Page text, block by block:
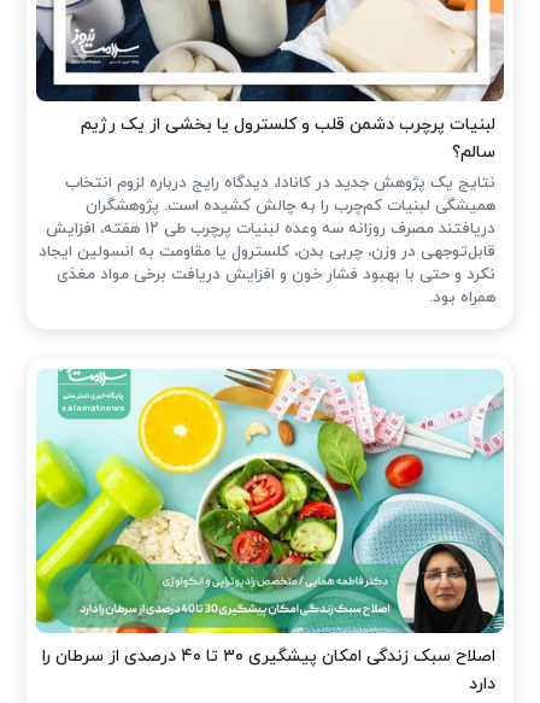
لبنیات پرچرب دشمن قلب و کلسترول یا بخشی از یک رژیم
سالم؟
نتایج یک پژوهش جدید در کانادا، دیدگاه رایج درباره لزوم انتخاب
همیشگی لبنیات کم‌چرب را به چالش کشیده است. پژوهشگران
دریافتند مصرف روزانه سه وعده لبنیات پرچرب طی ۱۲ هفته، افزایش
قابل‌توجهی در وزن، چربی بدن، کلسترول یا مقاومت به انسولین ایجاد
نکرد و حتی با بهبود فشار خون و افزایش دریافت برخی مواد مغذی
همراه بود.
اصلاح سبک زندگی امکان پیشگیری ۳۰ تا ۴۰ درصدی از سرطان را
دارد